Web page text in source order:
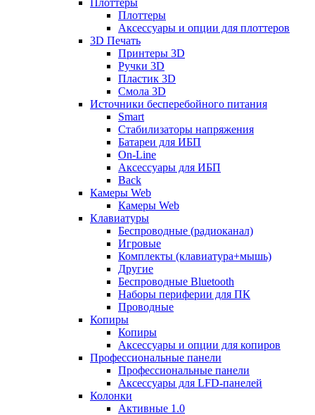
Плоттеры
Плоттеры
Аксессуары и опции для плоттеров
3D Печать
Принтеры 3D
Ручки 3D
Пластик 3D
Смола 3D
Источники бесперебойного питания
Smart
Стабилизаторы напряжения
Батареи для ИБП
On-Line
Аксессуары для ИБП
Back
Камеры Web
Камеры Web
Клавиатуры
Беспроводные (радиоканал)
Игровые
Комплекты (клавиатура+мышь)
Другие
Беспроводные Bluetooth
Наборы периферии для ПК
Проводные
Копиры
Копиры
Аксессуары и опции для копиров
Профессиональные панели
Профессиональные панели
Аксессуары для LFD-панелей
Колонки
Активные 1.0